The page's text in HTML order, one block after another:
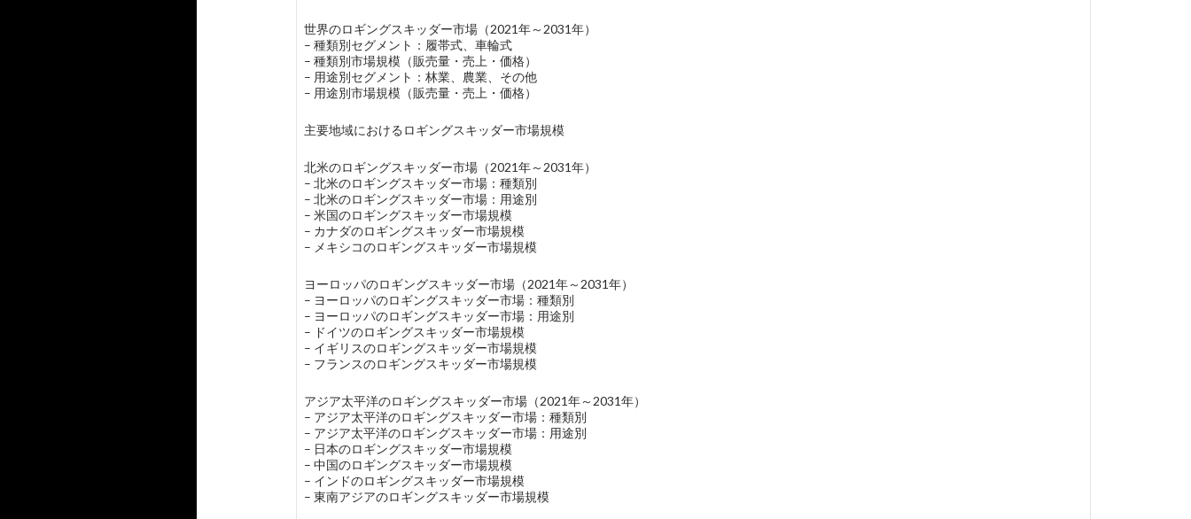
世界のロギングスキッダー市場（2021年～2031年）
– 種類別セグメント：履帯式、車輪式
– 種類別市場規模（販売量・売上・価格）
– 用途別セグメント：林業、農業、その他
– 用途別市場規模（販売量・売上・価格）
主要地域におけるロギングスキッダー市場規模
北米のロギングスキッダー市場（2021年～2031年）
– 北米のロギングスキッダー市場：種類別
– 北米のロギングスキッダー市場：用途別
– 米国のロギングスキッダー市場規模
– カナダのロギングスキッダー市場規模
– メキシコのロギングスキッダー市場規模
ヨーロッパのロギングスキッダー市場（2021年～2031年）
– ヨーロッパのロギングスキッダー市場：種類別
– ヨーロッパのロギングスキッダー市場：用途別
– ドイツのロギングスキッダー市場規模
– イギリスのロギングスキッダー市場規模
– フランスのロギングスキッダー市場規模
アジア太平洋のロギングスキッダー市場（2021年～2031年）
– アジア太平洋のロギングスキッダー市場：種類別
– アジア太平洋のロギングスキッダー市場：用途別
– 日本のロギングスキッダー市場規模
– 中国のロギングスキッダー市場規模
– インドのロギングスキッダー市場規模
– 東南アジアのロギングスキッダー市場規模